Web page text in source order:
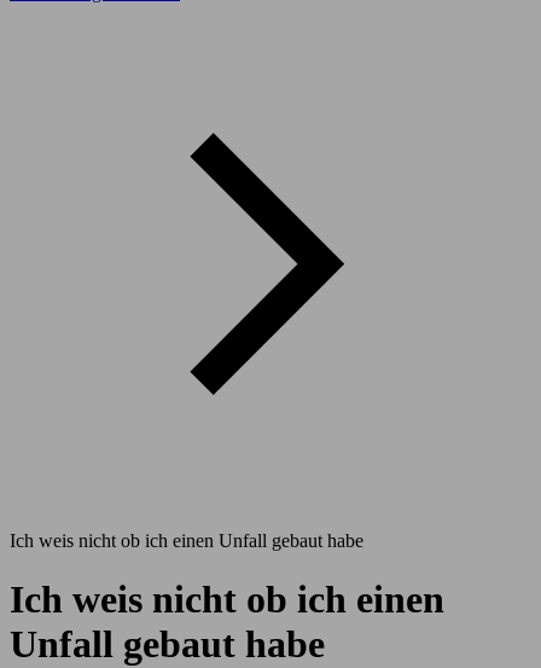
Ich weis nicht ob ich einen Unfall gebaut habe
Ich weis nicht ob ich einen
Unfall gebaut habe